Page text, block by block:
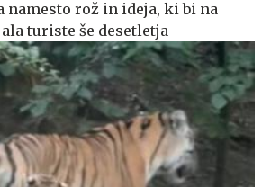
namesto rož in ideja, ki bi na
turiste še desetletja